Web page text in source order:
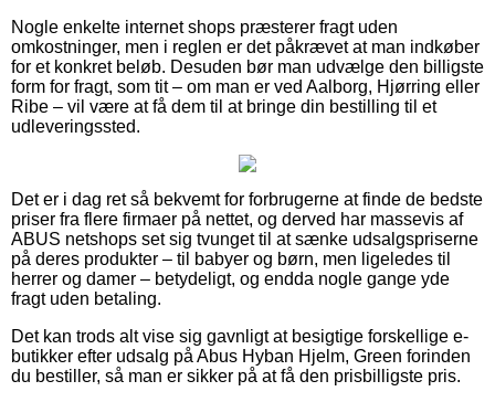
Nogle enkelte internet shops præsterer fragt uden
omkostninger, men i reglen er det påkrævet at man indkøber
for et konkret beløb. Desuden bør man udvælge den billigste
form for fragt, som tit – om man er ved Aalborg, Hjørring eller
Ribe – vil være at få dem til at bringe din bestilling til et
udleveringssted.
Det er i dag ret så bekvemt for forbrugerne at finde de bedste
priser fra flere firmaer på nettet, og derved har massevis af
ABUS netshops set sig tvunget til at sænke udsalgspriserne
på deres produkter – til babyer og børn, men ligeledes til
herrer og damer – betydeligt, og endda nogle gange yde
fragt uden betaling.
Det kan trods alt vise sig gavnligt at besigtige forskellige e-
butikker efter udsalg på Abus Hyban Hjelm, Green forinden
du bestiller, så man er sikker på at få den prisbilligste pris.